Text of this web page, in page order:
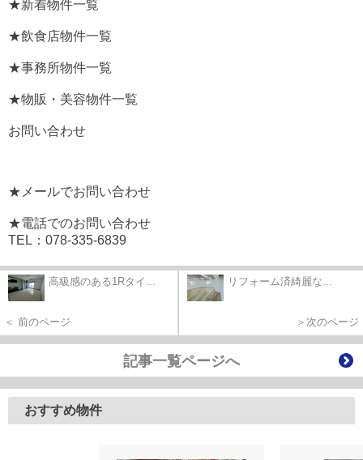
★新着物件一覧
★飲食店物件一覧
★事務所物件一覧
★物販・美容物件一覧
お問い合わせ
★メールでお問い合わせ
★電話でのお問い合わせ
TEL：078-335-6839
高級感のある1Rタイ...
＜ 前のページ
リフォーム済綺麗な...
＞次のページ
記事一覧ページへ
おすすめ物件